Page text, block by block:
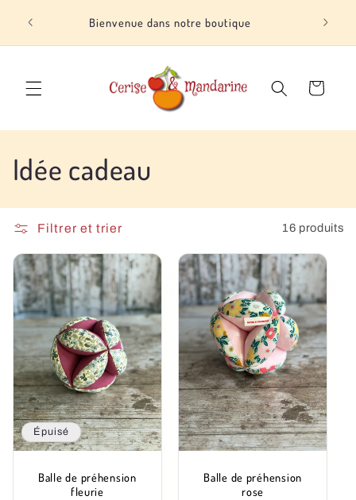
passer
contenu
Bienvenue dans notre boutique
Panier
C
o
l
l
e
c
t
i
o
Idée cadeau
Filtrer et trier 16 produits
Épuisé
Balle de préhension
fleurie
Balle de préhension
rose